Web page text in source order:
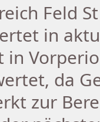
Feld
in
in
da
zur